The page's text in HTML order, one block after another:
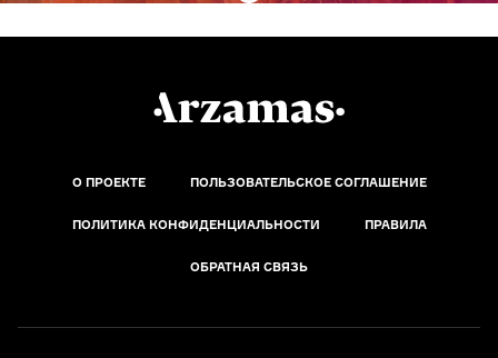
О ПРОЕКТЕ ПОЛЬЗОВАТЕЛЬСКОЕ СОГЛАШЕНИЕ
ПОЛИТИКА КОНФИДЕНЦИАЛЬНОСТИ ПРАВИЛА
ОБРАТНАЯ СВЯЗЬ